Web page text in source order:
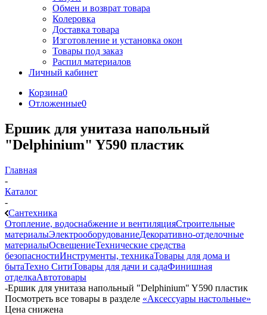
Обмен и возврат товара
Колеровка
Доставка товара
Изготовление и установка окон
Товары под заказ
Распил материалов
Личный кабинет
Корзина0
Отложенные0
Ершик для унитаза напольный
"Delphinium" Y590 пластик
Главная
-
Каталог
-
Сантехника
Отопление, водоснабжение и вентиляцияСтроительные
материалыЭлектрооборудованиеДекоративно-отделочные
материалыОсвещениеТехнические средства
безопасностиИнструменты, техникаТовары для дома и
бытаТехно СитиТовары для дачи и садаФинишная
отделкаАвтотовары
-Ершик для унитаза напольный "Delphinium" Y590 пластик
Посмотреть все товары в разделе «Аксессуары настольные»
Цена снижена